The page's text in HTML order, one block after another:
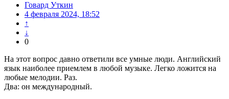
Говард Уткин
4 февраля 2024, 18:52
↑
↓
0
На этот вопрос давно ответили все умные люди. Английский
язык наиболее приемлем в любой музыке. Легко ложится на
любые мелодии. Раз.
Два: он международный.